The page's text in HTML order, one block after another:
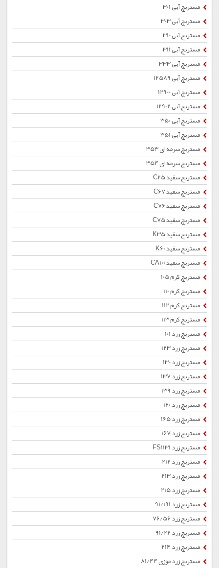
مستربچ آبی 301
مستربچ آبی 303
مستربچ آبی 310
مستربچ آبی 311
مستربچ آبی 333
مستربچ آبی 12589
مستربچ آبی 12900
مستربچ آبی 12902
مستربچ آبی 350
مستربچ آبی 351
مستربچ سرمه ای 353
مستربچ سرمه ای 354
مستربچ سفید C25
مستربچ سفید C67
مستربچ سفید C76
مستربچ سفید C75
مستربچ سفید K35
مستربچ سفید K60
مستربچ سفید CA100
مستربچ کرم 105
مستربچ کرم 110
مستربچ کرم 112
مستربچ کرم 113
مستربچ زرد 101
مستربچ زرد 123
مستربچ زرد 130
مستربچ زرد 137
مستربچ زرد 139
مستربچ زرد 160
مستربچ زرد 165
مستربچ زرد 167
مستربچ زرد FS1131
مستربچ زرد 212
مستربچ زرد 213
مستربچ زرد 215
مستربچ زرد 91/191
مستربچ زرد 76/56
مستربچ زرد 91/22
مستربچ زرد 214
مستربچ زرد موزی 81/44